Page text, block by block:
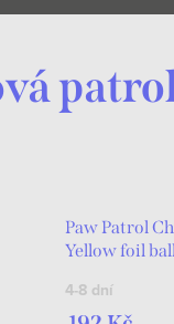
Paw Patrol
Yellow foil
4-8 dní